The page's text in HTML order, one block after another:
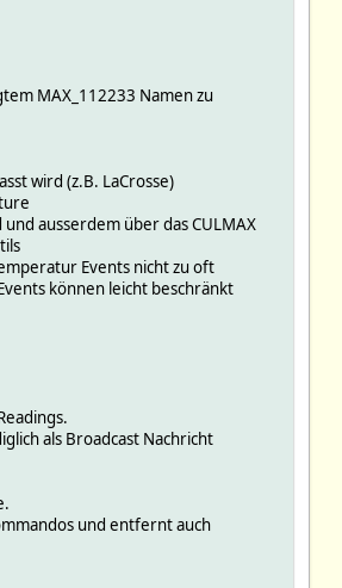
MAX_112233 Namen zu
wird (z.B. LaCrosse)
ausserdem über das CULMAX
Events nicht zu oft
können leicht beschränkt
als Broadcast Nachricht
und entfernt auch